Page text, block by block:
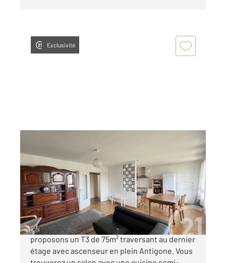
Exclusivité
74,82 m
, 3 pièces
Ref : 54972
Appartement T3 à vendre
295 000 €
MONTPELLIER - ANTIGONE Nous vous
proposons un T3 de 75m² traversant au dernier
étage avec ascenseur en plein Antigone. Vous